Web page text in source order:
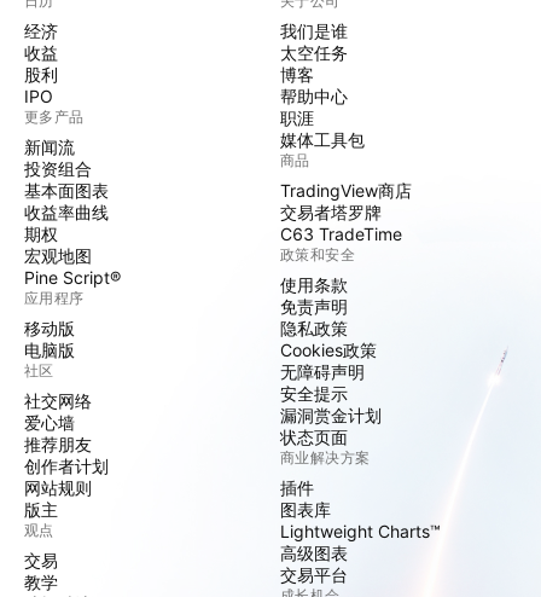
经济
收益
股利
IPO
更多产品
新闻流
投资组合
基本面图表
收益率曲线
期权
宏观地图
Pine Script®
应用程序
移动版
电脑版
社区
社交网络
爱心墙
推荐朋友
创作者计划
网站规则
版主
观点
交易
教学
我们是谁
太空任务
博客
帮助中心
职涯
媒体工具包
商品
TradingView商店
交易者塔罗牌
C63 TradeTime
政策和安全
使用条款
免责声明
隐私政策
Cookies政策
无障碍声明
安全提示
漏洞赏金计划
状态页面
商业解决方案
插件
图表库
Lightweight Charts™
高级图表
交易平台